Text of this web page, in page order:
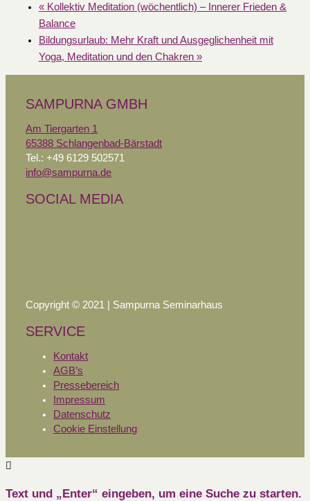
«Kollektiv Meditation (wöchentlich) – Innerer Frieden &
Balance
Bildungsurlaub: Mehr Kraft und Ausgeglichenheit mit
Yoga, Meditation und den Chakren »
SAMPURNA GMBH
Am Tiergarten 1
65388 Schlangenbad-Bärstadt
Tel.: +49 6129 502571
info@sampurna.de
SOCIAL MEDIA
Copyright © 2021 | Sampurna Seminarhaus
SERVICE
Kontakt
AGB’s
Pressebereich
Impressum
Datenschutz
Cookie Einstellung
Text und „Enter“ eingeben, um eine Suche zu starten.